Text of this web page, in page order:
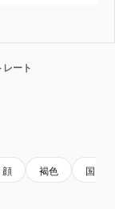
ート
顔 褐色 国内の